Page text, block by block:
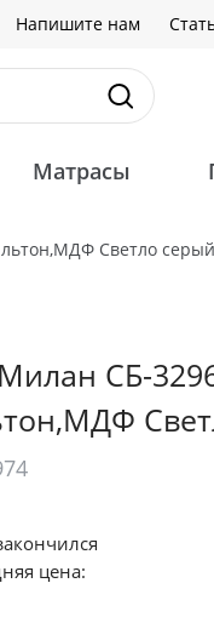
Напишите нам
Матрасы
Светло серый
СБ-
цена: